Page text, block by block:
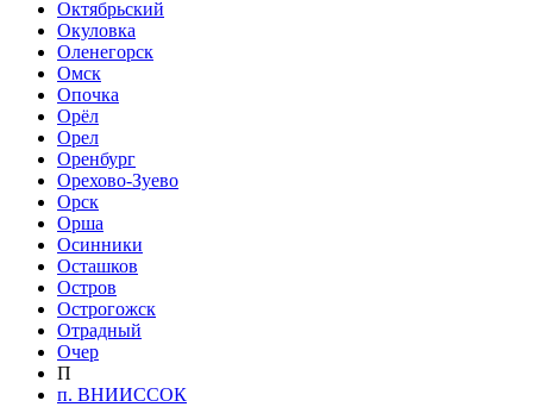
Октябрьский
Окуловка
Оленегорск
Омск
Опочка
Орёл
Орел
Оренбург
Орехово-Зуево
Орск
Орша
Осинники
Осташков
Остров
Острогожск
Отрадный
Очер
П
п. ВНИИССОК